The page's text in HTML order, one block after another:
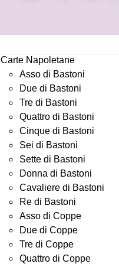
Carte Napoletane
Asso di Bastoni
Due di Bastoni
Tre di Bastoni
Quattro di Bastoni
Cinque di Bastoni
Sei di Bastoni
Sette di Bastoni
Donna di Bastoni
Cavaliere di Bastoni
Re di Bastoni
Asso di Coppe
Due di Coppe
Tre di Coppe
Quattro di Coppe